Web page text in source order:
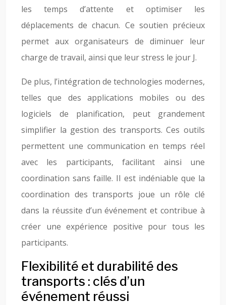
les temps d’attente et optimiser les
déplacements de chacun. Ce soutien précieux
permet aux organisateurs de diminuer leur
charge de travail, ainsi que leur stress le jour J.
De plus, l’intégration de technologies modernes,
telles que des applications mobiles ou des
logiciels de planification, peut grandement
simplifier la gestion des transports. Ces outils
permettent une communication en temps réel
avec les participants, facilitant ainsi une
coordination sans faille. Il est indéniable que la
coordination des transports joue un rôle clé
dans la réussite d’un événement et contribue à
créer une expérience positive pour tous les
participants.
Flexibilité et durabilité des
transports : clés d’un
événement réussi